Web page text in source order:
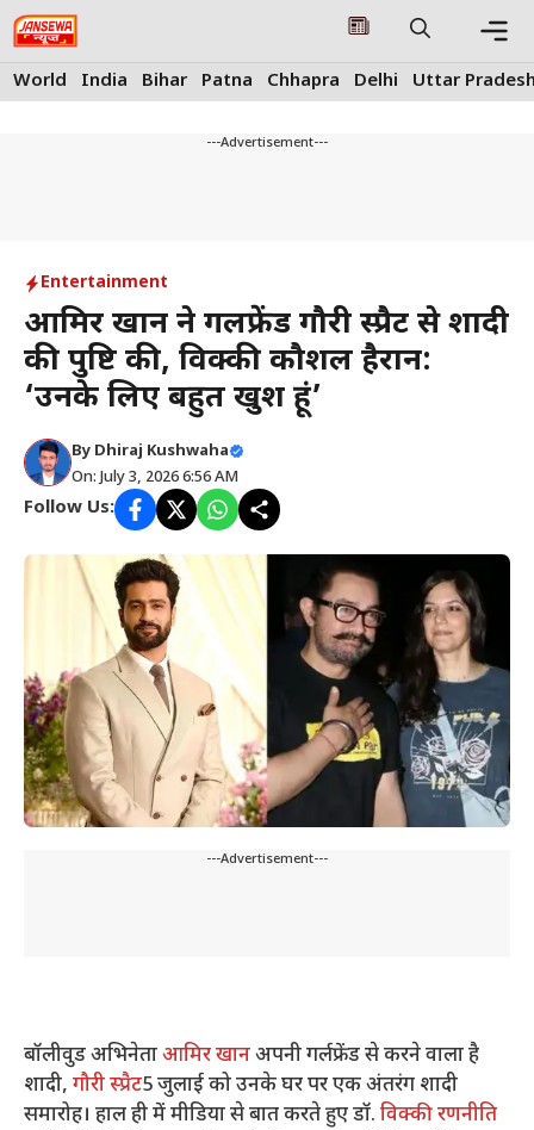
Skip
to
content
World India Bihar Patna Chhapra Delhi Uttar
---Advertisement---
Entertainment
आमिर खान ने गर्लफ्रेंड गौरी स्प्रैट से शादी
की पुष्टि की, विक्की कौशल हैरान:
‘उनके लिए बहुत खुश हूं’
By Dhiraj Kushwaha
On: July 3, 2026 6:56 AM
Follow Us:
---Advertisement---
बॉलीवुड अभिनेताआमिर खानअपनी गर्लफ्रेंड से करने वाला है
शादी, गौरी स्प्रैट5 जुलाई को उनके घर पर एक अंतरंग शादी
समारोह। हाल ही में मीडिया से बात करते हुए डॉ. विक्की रणनीति